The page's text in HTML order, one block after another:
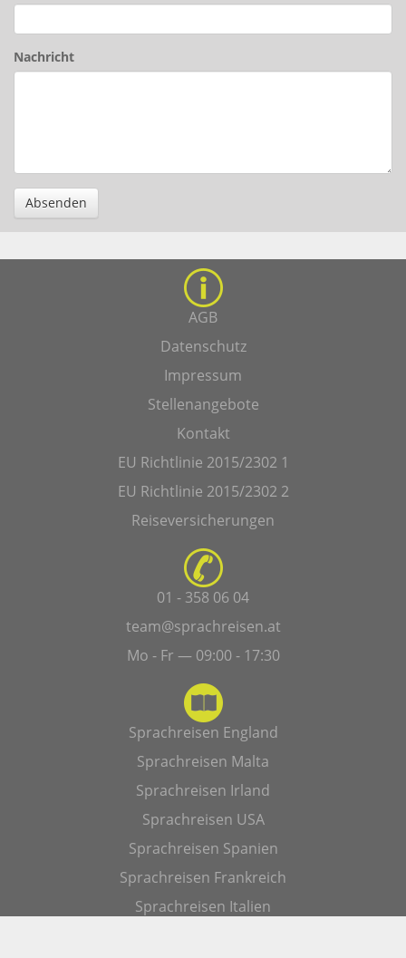
Nachricht
Absenden
AGB
Datenschutz
Impressum
Stellenangebote
Kontakt
EU Richtlinie 2015/2302 1
EU Richtlinie 2015/2302 2
Reiseversicherungen
01 - 358 06 04
team@sprachreisen.at
Mo - Fr — 09:00 - 17:30
Sprachreisen England
Sprachreisen Malta
Sprachreisen Irland
Sprachreisen USA
Sprachreisen Spanien
Sprachreisen Frankreich
Sprachreisen Italien